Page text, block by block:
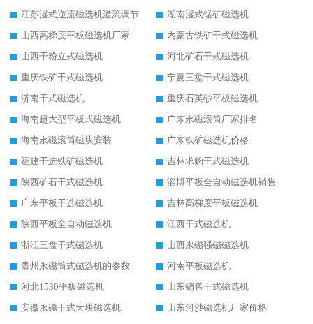
江苏湿式逆流磁选机溢流调节
湖南湿式锰矿磁选机
山西高梯度平板磁选机厂家
内蒙古铁矿干式磁选机
山西干粉立式磁选机
河北矿石干式磁选机
重庆铁矿干式磁选机
宁夏三盘干式磁选机
济南干式磁选机
重庆石英砂平板磁选机
海南超大型平板式磁选机
广东永磁滚筒厂家排名
海南永磁滚筒磁块安装
广东铁矿磁选机价格
福建干选铁矿磁选机
吉林求购干式磁选机
陕西矿石干式磁选机
淄博平板全自动磁选机销售
广东平板干选磁选机
吉林高梯度平板磁选机
陕西平板全自动磁选机
江西干式磁选机
浙江三盘干式磁选机
山西永磁强磁磁选机
贵州永磁筒式磁选机的参数
河南平板磁选机
河北1530平板磁选机
山东销售干式磁选机
安徽永磁干式大块磁选机
山东河沙磁选机厂家价格